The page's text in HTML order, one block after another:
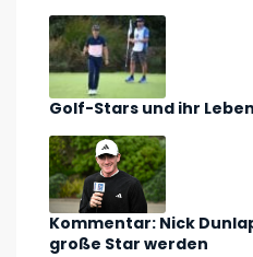
Golf-Stars und ihr
Kommentar: Nick
große Star werden